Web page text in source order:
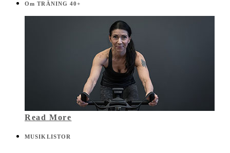
Om TRÄNING 40+
Read More
MUSIKLISTOR